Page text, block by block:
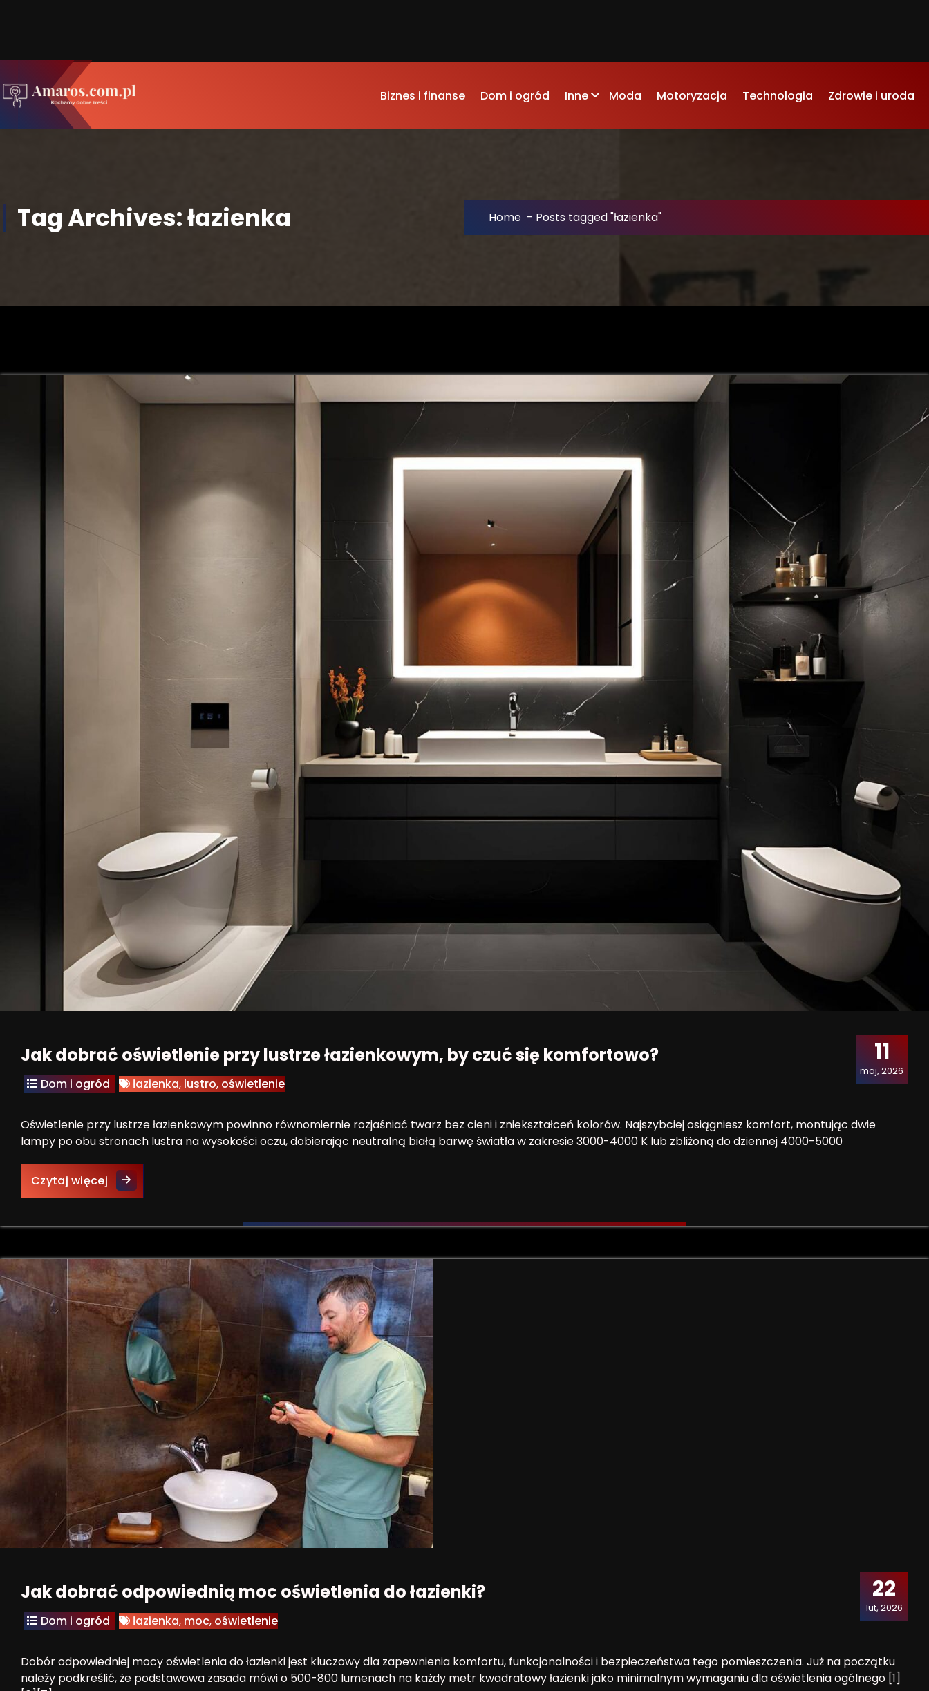
Kochamy dobre treści
Biznes i finanse Dom i ogród Inne Moda Motoryzacja Technologia Zdrowie i uroda
Tag Archives: łazienka Home - Posts tagged "łazienka"
11
maj, 2026
Jak dobrać oświetlenie przy lustrze łazienkowym, by czuć się komfortowo?
Dom i ogród łazienka, lustro, oświetlenie
Oświetlenie przy lustrze łazienkowym powinno równomiernie rozjaśniać twarz bez cieni i zniekształceń kolorów. Najszybciej osiągniesz komfort, montując dwie
lampy po obu stronach lustra na wysokości oczu, dobierając neutralną białą barwę światła w zakresie 3000-4000 K lub zbliżoną do dziennej 4000-5000
Czytaj więcejJak dobrać oświetlenie przy lustrze łazienkowym, by czuć się komfortowo?
22
lut, 2026
Jak dobrać odpowiednią moc oświetlenia do łazienki?
Dom i ogród łazienka, moc, oświetlenie
Dobór odpowiedniej mocy oświetlenia do łazienki jest kluczowy dla zapewnienia komfortu, funkcjonalności i bezpieczeństwa tego pomieszczenia. Już na początku
należy podkreślić, że podstawowa zasada mówi o 500-800 lumenach na każdy metr kwadratowy łazienki jako minimalnym wymaganiu dla oświetlenia ogólnego [1]